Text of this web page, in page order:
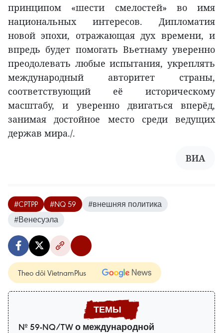
принципом «шести смелостей» во имя
национальных интересов. Дипломатия
новой эпохи, отражающая дух времени, и
впредь будет помогать Вьетнаму уверенно
преодолевать любые испытания, укреплять
международный авторитет страны,
соответствующий её историческому
масштабу, и уверенно двигаться вперёд,
занимая достойное место среди ведущих
держав мира./.
ВИA
#CPTPP #NQ 59
#внешняя политика
#Венесуэла
Theo dõi VietnamPlus
№ 59-NQ/TW о международной